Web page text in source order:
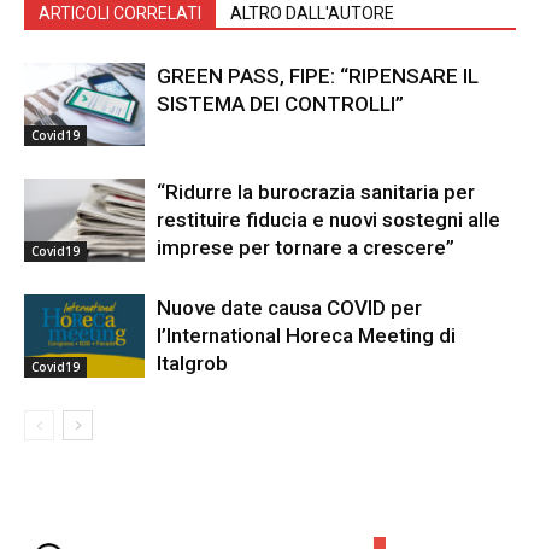
ARTICOLI CORRELATI ALTRO DALL'AUTORE
Covid19
GREEN PASS, FIPE: “RIPENSARE IL
SISTEMA DEI CONTROLLI”
Covid19
“Ridurre la burocrazia sanitaria per
restituire fiducia e nuovi sostegni alle
imprese per tornare a crescere”
Covid19
Nuove date causa COVID per
l’International Horeca Meeting di
Italgrob